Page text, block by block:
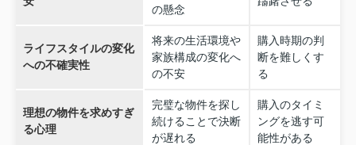
の懸念
ライフスタイルの変化
への不確実性
将来の生活環境や
家族構成の変化へ
の不安
購入時期の判
断を難しくす
る
理想の物件を求めすぎ
る心理
完璧な物件を探し
続けることで決断
が遅れる
購入のタイミ
ングを逃す可
能性がある